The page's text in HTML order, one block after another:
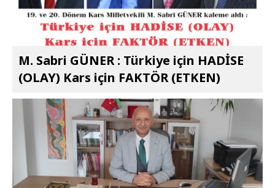
M. Sabri GÜNER : Türkiye için HADİSE
(OLAY) Kars için FAKTÖR (ETKEN)